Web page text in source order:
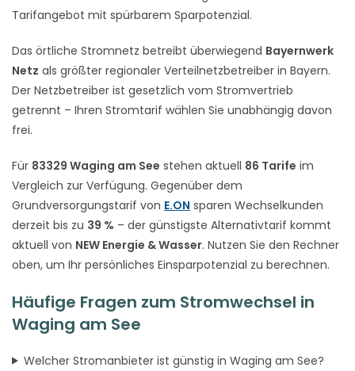
Tarifangebot mit spürbarem Sparpotenzial.
Das örtliche Stromnetz betreibt überwiegend Bayernwerk
Netz als größter regionaler Verteilnetzbetreiber in Bayern.
Der Netzbetreiber ist gesetzlich vom Stromvertrieb
getrennt – Ihren Stromtarif wählen Sie unabhängig davon
frei.
Für 83329 Waging am See stehen aktuell 86 Tarife im
Vergleich zur Verfügung. Gegenüber dem
Grundversorgungstarif von E.ON sparen Wechselkunden
derzeit bis zu 39 % – der günstigste Alternativtarif kommt
aktuell von NEW Energie & Wasser. Nutzen Sie den Rechner
oben, um Ihr persönliches Einsparpotenzial zu berechnen.
Häufige Fragen zum Stromwechsel in
Waging am See
Welcher Stromanbieter ist günstig in Waging am See?